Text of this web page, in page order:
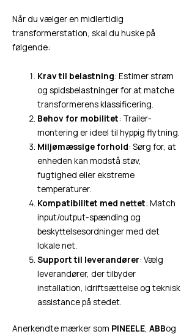
Når du vælger en midlertidig
transformerstation, skal du huske på
følgende:
Krav til belastning: Estimer strøm
og spidsbelastninger for at matche
transformerens klassificering.
Behov for mobilitet: Trailer-
montering er ideel til hyppig flytning.
Miljømæssige forhold: Sørg for, at
enheden kan modstå støv,
fugtighed eller ekstreme
temperaturer.
Kompatibilitet med nettet: Match
input/output-spænding og
beskyttelsesordninger med det
lokale net.
Support til leverandører: Vælg
leverandører, der tilbyder
installation, idriftsættelse og teknisk
assistance på stedet.
Anerkendte mærker som PINEELE, ABBog